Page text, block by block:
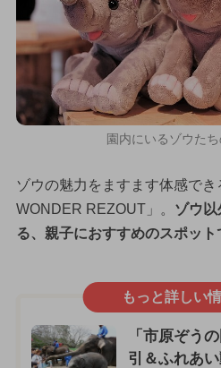
園内にいるゾウた
ゾウの魅力をますます体感で
WONDER REZOUT」。 ゾウ以
る、親子におすすめのスポット
もっと詳しい
「市原ぞう
引＆ふれあ